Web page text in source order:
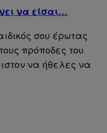
να είσαι…
σου έρωτας
πρόποδες του
να ήθελες να